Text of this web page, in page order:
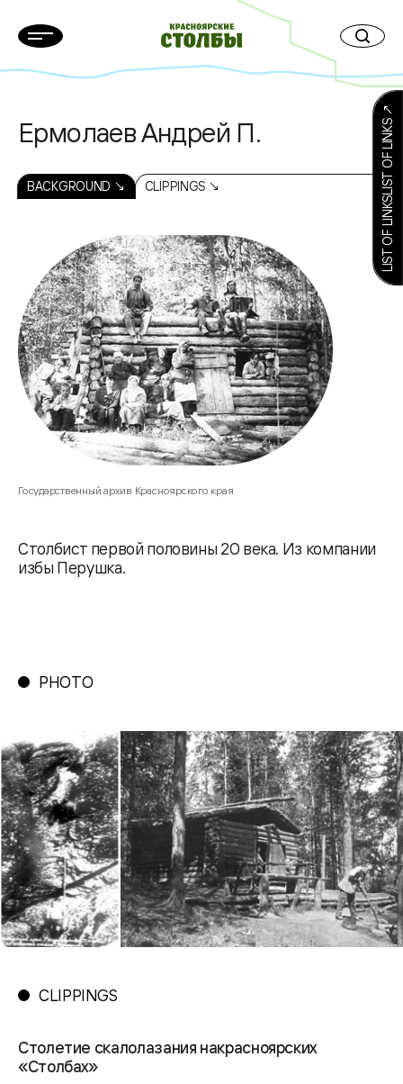
Ермолаев Андрей П.
BACKGROUND ↘ CLIPPINGS ↘
Столбист первой половины 20 века. Из компании
избы Перушка.
Государственный архив Красноярского края
LIST OF LINKSLIST OF LINKS ↗
PHOTO
CLIPPINGS
Столетие скалолазания накрасноярских
«Столбах»